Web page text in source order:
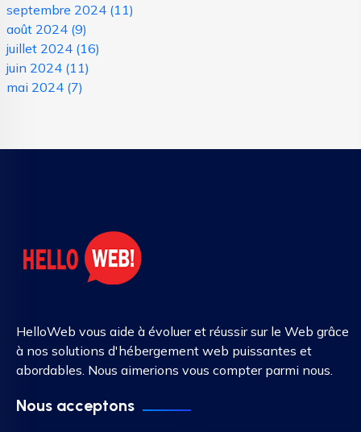
septembre 2024 (11)
août 2024 (9)
juillet 2024 (16)
juin 2024 (11)
mai 2024 (7)
HelloWeb vous aide à évoluer et réussir sur le Web grâce
à nos solutions d'hébergement web puissantes et
abordables. Nous aimerions vous compter parmi nous.
Nous acceptons